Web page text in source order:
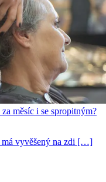
měsíc i se spropitným?
má vyvěšený na zdi […]